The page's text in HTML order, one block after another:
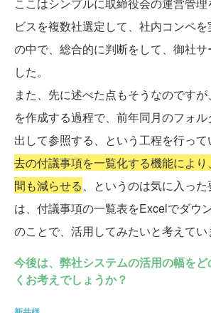
ここはシンプルに取締役会の運営管
ビスを複数社選定して、社内コンペ
の中で、総合的に判断をして、御社サ
した。
また、先に述べた点もそうなのです
を作成する過程で、前年同月のフォ
出して参照する、という工程を行って
去の付議事項を一覧化する機能によ
間も減らせる、というのは気に入っ
は、付議事項の一覧表をExcelでダウ
のことで、活用してみたいと考えてい
今後は、弊社システムの活用の幅を
くお考えでしょうか？